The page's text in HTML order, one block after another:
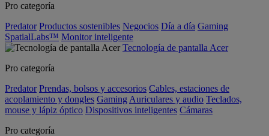
Pro categoría
Predator Productos sostenibles Negocios Día a día Gaming
SpatialLabs™ Monitor inteligente
Tecnología de pantalla Acer
Pro categoría
Predator Prendas, bolsos y accesorios Cables, estaciones de
acoplamiento y dongles Gaming Auriculares y audio Teclados,
mouse y lápiz óptico Dispositivos inteligentes Cámaras
Pro categoría